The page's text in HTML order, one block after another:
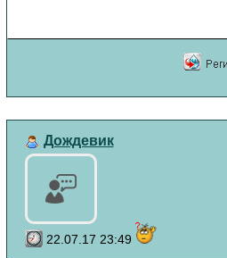
Дождевик
22.07.17 23:49